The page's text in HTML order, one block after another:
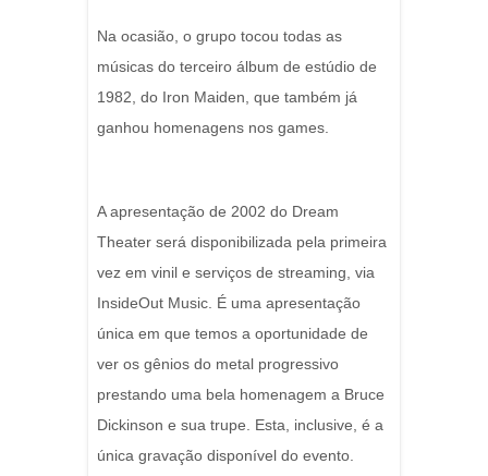
Na ocasião, o grupo tocou todas as
músicas do terceiro álbum de estúdio de
1982, do Iron Maiden, que também já
ganhou homenagens nos games.
A apresentação de 2002 do Dream
Theater será disponibilizada pela primeira
vez em vinil e serviços de streaming, via
InsideOut Music. É uma apresentação
única em que temos a oportunidade de
ver os gênios do metal progressivo
prestando uma bela homenagem a Bruce
Dickinson e sua trupe. Esta, inclusive, é a
única gravação disponível do evento.